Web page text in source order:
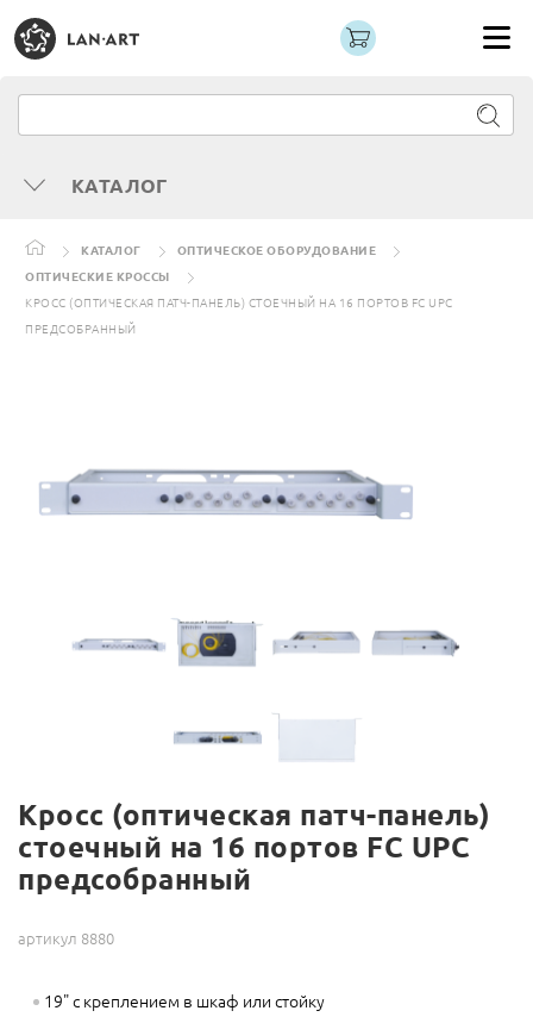
КАТАЛОГ
КАТАЛОГ
ОПТИЧЕСКОЕ ОБОРУДОВАНИЕ
ОПТИЧЕСКИЕ КРОССЫ
КРОСС (ОПТИЧЕСКАЯ ПАТЧ-ПАНЕЛЬ) СТОЕЧНЫЙ НА 16 ПОРТОВ FC UPC
ПРЕДСОБРАННЫЙ
Кросс (оптическая патч-панель)
стоечный на 16 портов FC UPC
предсобранный
артикул 8880
19" с креплением в шкаф или стойку